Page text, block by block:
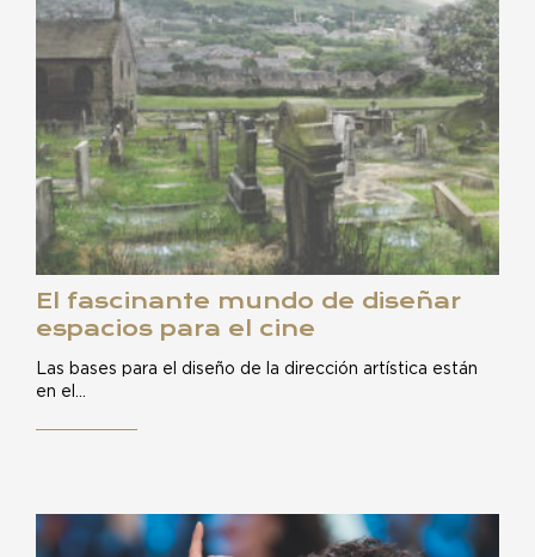
El fascinante mundo de diseñar
espacios para el cine
Las bases para el diseño de la dirección artística están
en el…